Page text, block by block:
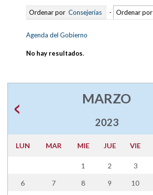
Ordenar por Consejerías - Ordenar por
Agenda del Gobierno
No hay resultados.
MARZO
2023
LUN MAR MIE JUE VIE
1 2 3
6 7 8 9 10